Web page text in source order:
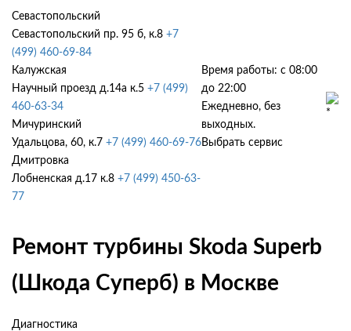
Севастопольский
Севастопольский пр. 95 б, к.8 +7
(499) 460-69-84
Калужская
Научный проезд д.14а к.5 +7 (499)
460-63-34
Мичуринский
Удальцова, 60, к.7 +7 (499) 460-69-76
Дмитровка
Лобненская д.17 к.8 +7 (499) 450-63-
77
Время работы: с 08:00
до 22:00
Ежедневно, без
выходных.
Выбрать сервис
Ремонт турбины Skoda Superb
(Шкода Суперб) в Москве
Диагностика